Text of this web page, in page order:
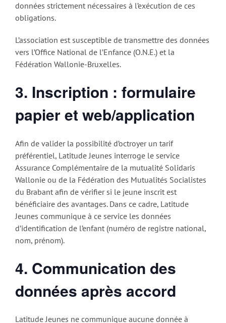
données strictement nécessaires à l’exécution de ces
obligations.
L’association est susceptible de transmettre des données
vers l’Office National de l’Enfance (O.N.E.) et la
Fédération Wallonie-Bruxelles.
3. Inscription : formulaire
papier et web/application
Afin de valider la possibilité d’octroyer un tarif
préférentiel, Latitude Jeunes interroge le service
Assurance Complémentaire de la mutualité Solidaris
Wallonie ou de la Fédération des Mutualités Socialistes
du Brabant afin de vérifier si le jeune inscrit est
bénéficiaire des avantages. Dans ce cadre, Latitude
Jeunes communique à ce service les données
d’identification de l’enfant (numéro de registre national,
nom, prénom).
4. Communication des
données après accord
Latitude Jeunes ne communique aucune donnée à